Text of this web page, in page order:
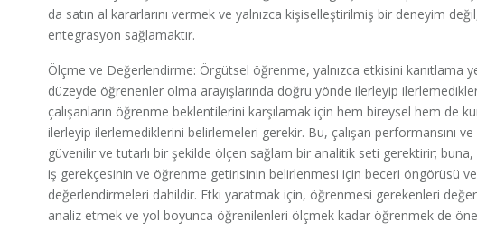
da satın al kararlarını vermek ve yalnızca kişiselleştirilmiş bir deneyim
entegrasyon sağlamaktır.
Ölçme ve Değerlendirme: Örgütsel öğrenme, yalnızca etkisini kanıtlama
düzeyde öğrenenler olma arayışlarında doğru yönde ilerleyip
çalışanların öğrenme beklentilerini karşılamak için hem bireysel hem de
ilerleyip ilerlemediklerini belirlemeleri gerekir. Bu, çalışan performansını
güvenilir ve tutarlı bir şekilde ölçen sağlam bir analitik seti gerektirir; buna,
iş gerekçesinin ve öğrenme getirisinin belirlenmesi için beceri öngörüsü
değerlendirmeleri dahildir. Etki yaratmak için, öğrenmesi gerekenleri
analiz etmek ve yol boyunca öğrenilenleri ölçmek kadar öğrenmek de